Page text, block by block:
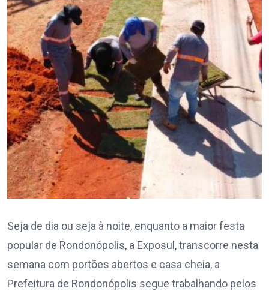
Seja de dia ou seja à noite, enquanto a maior festa
popular de Rondonópolis, a Exposul, transcorre nesta
semana com portões abertos e casa cheia, a
Prefeitura de Rondonópolis segue trabalhando pelos